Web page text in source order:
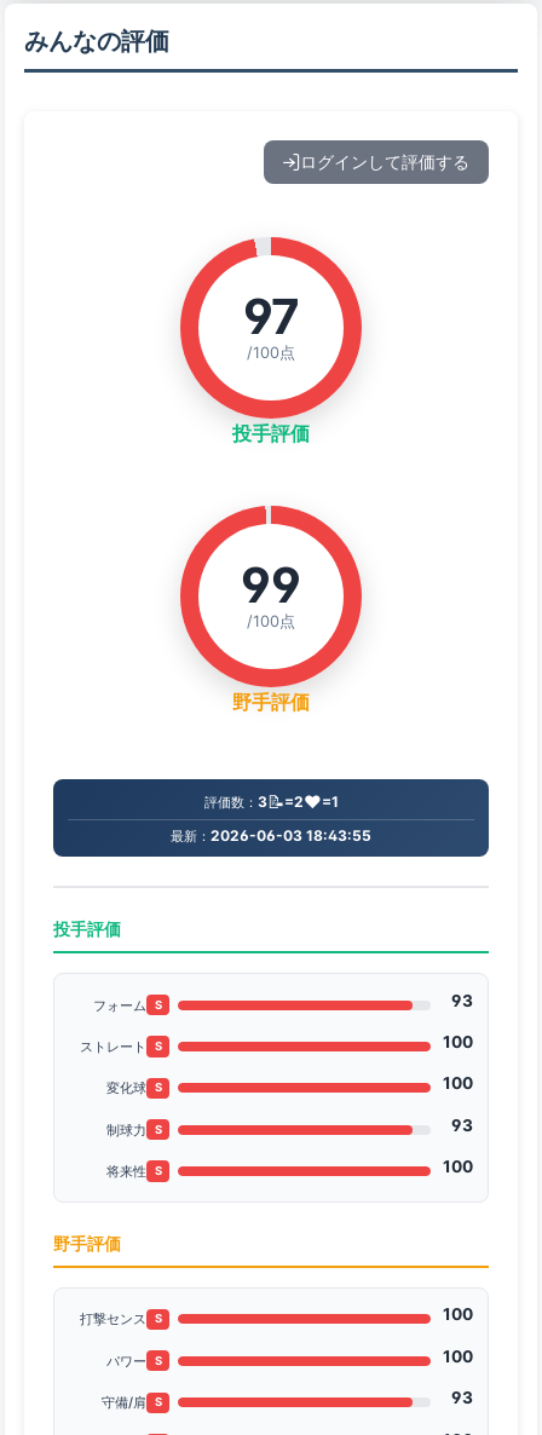
みんなの評価
ログインして評価する
97
/100点
投手評価
99
/100点
野手評価
評価数： 3📝=2❤️=1
最新： 2026-06-03 18:43:55
投手評価
フォーム S 93
ストレート S 100
変化球 S 100
制球力 S 93
将来性 S 100
野手評価
打撃センス S 100
パワー S 100
守備/肩 S 93